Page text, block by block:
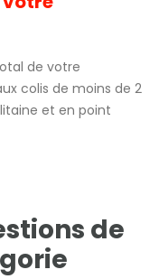
de votre
colis de moins de 2
et en point
de